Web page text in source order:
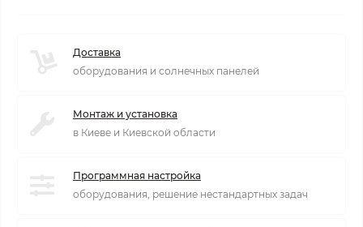
Доставка
оборудования и солнечных панелей
Монтаж и установка
в Киеве и Киевской области
Программная настройка
оборудования, решение нестандартных задач